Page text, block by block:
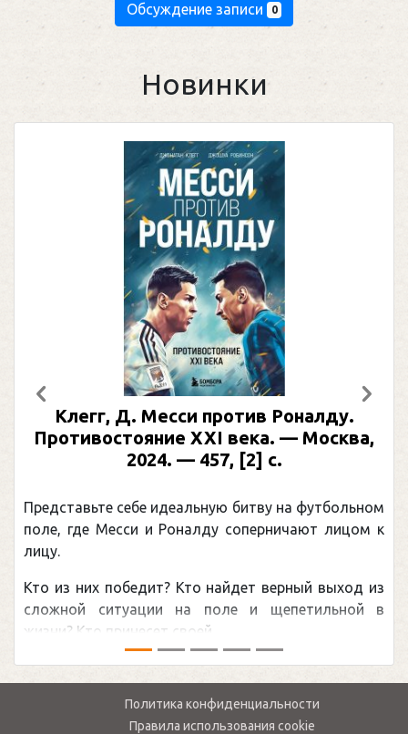
Обсуждение записи 0
Новинки
Клегг, Д. Месси против Роналду.
Противостояние XXI века. — Москва,
2024. — 457, [2] с.
Представьте себе идеальную битву на футбольном
поле, где Месси и Роналду соперничают лицом к
лицу.
Кто из них победит? Кто найдет верный выход из
сложной ситуации на поле и щепетильной в
жизни? Кто принесет своей ...
Предыдущий
Политика конфиденциальности
Правила использования cookie